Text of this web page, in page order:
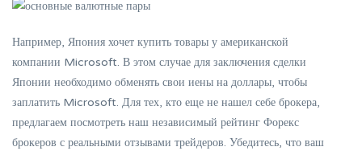
Например, Япония хочет купить товары у американской
компании Microsoft. В этом случае для заключения сделки
Японии необходимо обменять свои иены на доллары, чтобы
заплатить Microsoft. Для тех, кто еще не нашел себе брокера,
предлагаем посмотреть наш независимый рейтинг Форекс
брокеров с реальными отзывами трейдеров. Убедитесь, что ваш